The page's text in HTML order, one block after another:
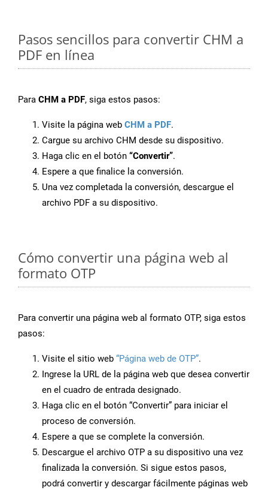
Pasos sencillos para convertir CHM a
PDF en línea
Para CHM a PDF, siga estos pasos:
Visite la página web CHM a PDF.
Cargue su archivo CHM desde su dispositivo.
Haga clic en el botón “Convertir”.
Espere a que finalice la conversión.
Una vez completada la conversión, descargue el
archivo PDF a su dispositivo.
Cómo convertir una página web al
formato OTP
Para convertir una página web al formato OTP, siga estos
pasos:
Visite el sitio web “Página web de OTP”.
Ingrese la URL de la página web que desea convertir
en el cuadro de entrada designado.
Haga clic en el botón “Convertir” para iniciar el
proceso de conversión.
Espere a que se complete la conversión.
Descargue el archivo OTP a su dispositivo una vez
finalizada la conversión. Si sigue estos pasos,
podrá convertir y descargar fácilmente páginas web